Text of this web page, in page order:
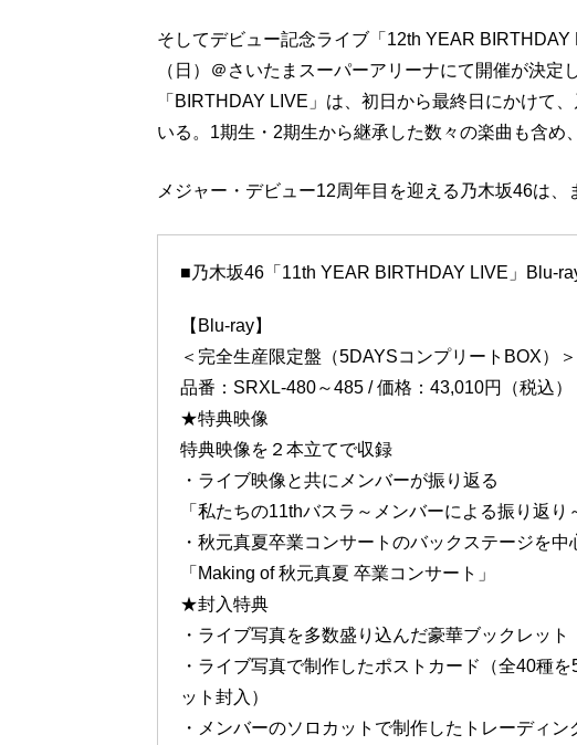
そしてデビュー記念ライブ「12th YEAR
（⽇）＠さいたまスーパーアリーナにて開催が決
「BIRTHDAY LIVE」は、初日から最終日にかけて
いる。1期生・2期生から継承した数々の楽曲も含め
メジャー・デビュー12周年目を迎える乃木坂46は、
■乃木坂46「11th YEAR BIRTHDAY LIVE」Blu-
【Blu-ray】
＜完全生産限定盤（5DAYSコンプリートBOX）＞
品番：SRXL-480～485 / 価格：43,010円（税込）
★特典映像
特典映像を２本立てで収録
・ライブ映像と共にメンバーが振り返る
「私たちの11thバスラ～メンバーによる振り返り
・秋元真夏卒業コンサートのバックステージを
「Making of 秋元真夏 卒業コンサート」
★封入特典
・ライブ写真を多数盛り込んだ豪華ブックレット
・ライブ写真で制作したポストカード（全40種
ット封入）
・メンバーのソロカットで制作したトレーディ